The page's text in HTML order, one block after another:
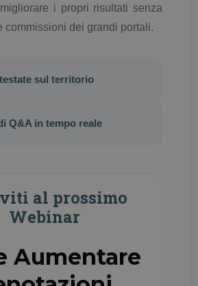
i propri risultati senza
commissioni dei grandi portali.
sul territorio
Q&A in tempo reale
al prossimo
Webinar